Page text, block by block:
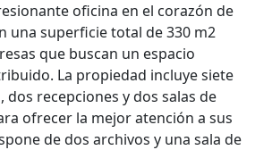
oficina en el corazón de
una superficie total de 330 m2
que buscan un espacio
La propiedad incluye siete
dos recepciones y dos salas de
ofrecer la mejor atención a sus
de dos archivos y una sala de